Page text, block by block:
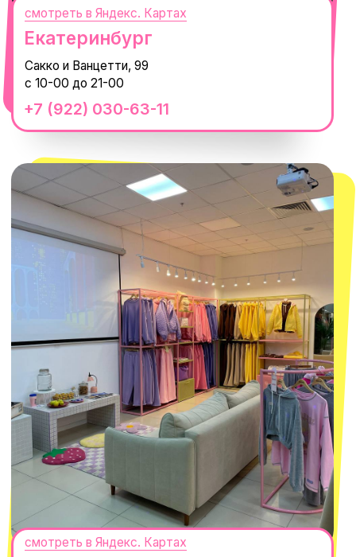
Село Эстосадок, ТРЦ Горки Молл,
Горная Карусель, 3
с 10-00 до 22-00
+7 (932) 602-41-15
ТРК «Европолис Ростокино»
ул. Проспект Мира, 211 к2
с 10-00 до 22-00
Москва
СЕКРЕТНЫЕ ПРОМОКОДЫ, ПРИГЛАШЕНИЯ
НА МЕРОПРИЯТИЯ И АНОНСЫ НОВИНОК
РАНЬШЕ ВСЕХ